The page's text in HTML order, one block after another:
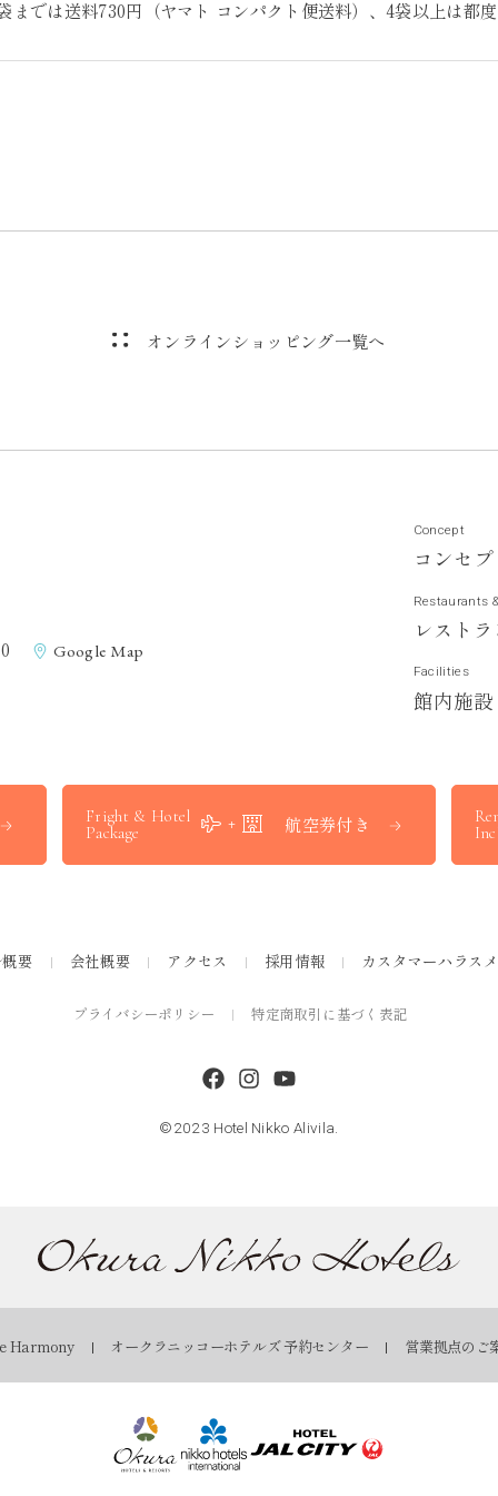
では送料730円（ヤマト コンパクト便送料）、4袋以上は都度
オンラインショッピング一覧へ
Google Map
Concept
コ ンセ プ
Restaurants
レス ト ラ
Facilities
館内施設
Fright & Hotel
Package
航空券付き
要 会社概要 アクセス 採用情報 カスタマーハラス
プライバシーポリシー 特定商取引に基づく表記
©2023 Hotel Nikko Alivila.
Harmony オークラニッコーホテルズ 予約センター 営業拠点のご